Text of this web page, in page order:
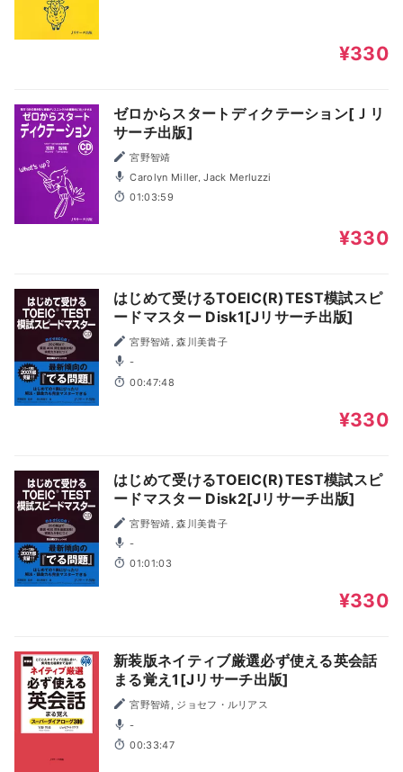
¥330
ゼロからスタートディクテーション[Ｊリ
サーチ出版]
宮野智靖
Carolyn Miller, Jack Merluzzi
01:03:59
¥330
はじめて受けるTOEIC(R)TEST模試スピ
ードマスター Disk1[Jリサーチ出版]
宮野智靖, 森川美貴子
-
00:47:48
¥330
はじめて受けるTOEIC(R)TEST模試スピ
ードマスター Disk2[Jリサーチ出版]
宮野智靖, 森川美貴子
-
01:01:03
¥330
新装版ネイティブ厳選必ず使える英会話
まる覚え1[Jリサーチ出版]
宮野智靖, ジョセフ・ルリアス
-
00:33:47